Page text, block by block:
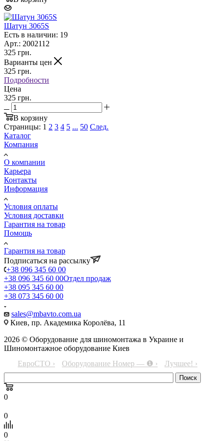
Шатун 3065S
Есть в наличии: 19
Арт.: 2002112
325 грн.
Варианты цен
325 грн.
Подробности
Цена
325 грн.
В корзину
Страницы: 1 2 3 4 5 ... 50 След.
Каталог
Компания
О компании
Карьера
Контакты
Информация
Условия оплаты
Условия доставки
Гарантия на товар
Помощь
Гарантия на товар
Подписаться на рассылку
+38 096 345 60 00
+38 096 345 60 00Отдел продаж
+38 095 345 60 00
+38 073 345 60 00
sales@mbavto.com.ua
Киев, пр. Академика Королёва, 11
2026 © Оборудование для шиномонтажа в Украине и
Шиномонтажное оборудование Киев
ЕвроСТО ›
Оборудование Номер — ❶ › Лучшее! ›
0
0
0